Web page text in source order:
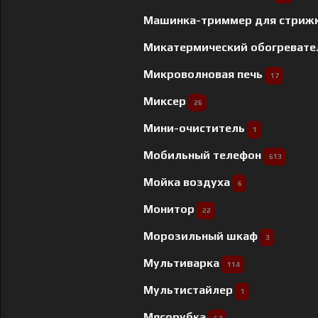
Машинка-триммер для
Микатермический
Микроволновая печь 17
Миксер 26
Мини-очиститель 1
Мобильный телефон 613
Мойка воздуха 6
Монитор 22
Морозильный шкаф 3
Мультиварка 114
Мультистайлер 1